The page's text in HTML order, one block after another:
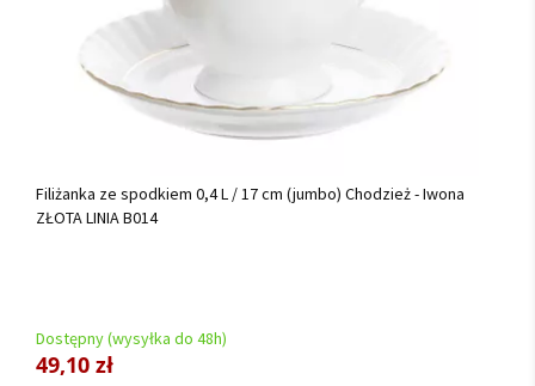
Filiżanka ze spodkiem 0,4 L / 17 cm (jumbo) Chodzież - Iwona
ZŁOTA LINIA B014
Dostępny (wysyłka do 48h)
49,10 zł